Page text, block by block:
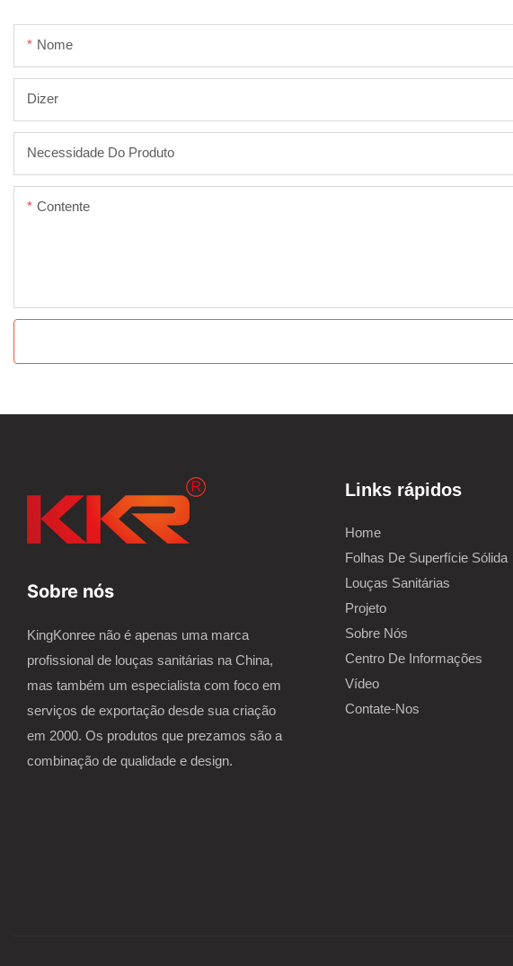
Nome
Dizer
Necessidade Do Produto
Contente
Sobre nós
KingKonree não é apenas uma marca
profissional de louças sanitárias na China,
mas também um especialista com foco em
serviços de exportação desde sua criação
em 2000. Os produtos que prezamos são a
combinação de qualidade e design.
Links rápidos
Home
Folhas De Superfície Sólida
Louças Sanitárias
Projeto
Sobre Nós
Centro De Informações
Vídeo
Contate-Nos